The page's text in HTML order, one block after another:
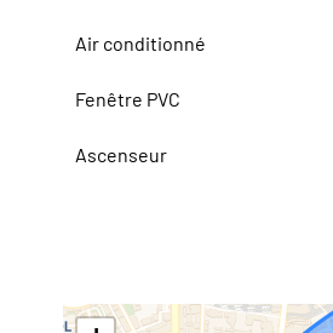
Air conditionné
Fenêtre PVC
Ascenseur